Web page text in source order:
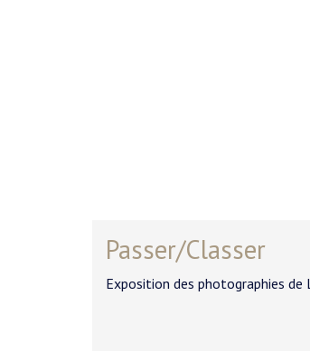
Passer/Classer
Exposition des photographies de